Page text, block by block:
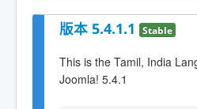
版本 5.4.1.1 Stable
This is the Tamil, India
Joomla! 5.4.1